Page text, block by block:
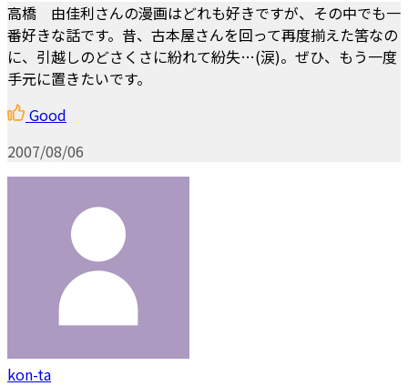
高橋 由佳利さんの漫画はどれも好きですが、その中でも一
番好きな話です。昔、古本屋さんを回って再度揃えた筈なの
に、引越しのどさくさに紛れて紛失…(涙)。ぜひ、もう一度
手元に置きたいです。
Good
2007/08/06
kon-ta